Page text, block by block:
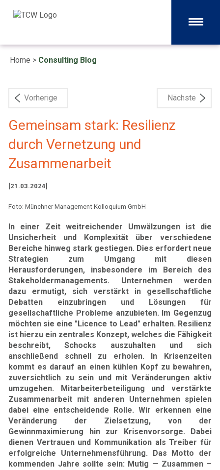
Home > Consulting Blog
Vorherige Nächste
Gemeinsam stark: Resilienz
durch Vernetzung und
Zusammenarbeit
[21.03.2024]
Foto: Münchner Management Kolloquium GmbH
In einer Zeit weitreichender Umwälzungen ist die
Unsicherheit und Komplexität über verschiedene
Bereiche hinweg stark gestiegen. Dies erfordert neue
Strategien zum Umgang mit diesen
Herausforderungen, insbesondere im Bereich des
Stakeholdermanagements. Unternehmen werden
dazu ermutigt, sich verstärkt in gesellschaftliche
Debatten einzubringen und Lösungen für
gesellschaftliche Probleme anzubieten. Im Gegenzug
möchten sie eine "Licence to Lead" erhalten. Resilienz
ist hierzu ein zentrales Konzept, welches die Fähigkeit
beschreibt, Schocks auszuhalten und sich
anschließend schnell zu erholen. In Krisenzeiten
kommt es darauf an einen kühlen Kopf zu bewahren,
zuversichtlich zu sein und mit Veränderungen aktiv
umzugehen. Mitarbeiterbeteiligung und verstärkte
Zusammenarbeit mit anderen Unternehmen spielen
dabei eine entscheidende Rolle. Wir erkennen eine
Veränderung der Zielsetzung, von der
Gewinnmaximierung hin zur Krisenvorsorge. Dabei
dienen Vertrauen und Kommunikation als Treiber für
erfolgreiche Unternehmensführung. Das Motto der
kommenden Jahre sollte sein: Mutig — Zusammen –